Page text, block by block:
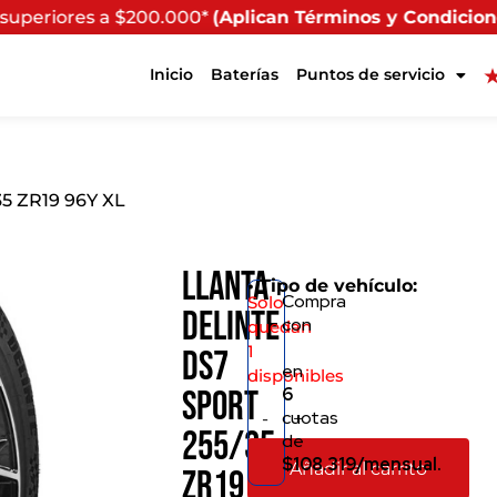
(Aplican Términos y Condiciones) - Recuerda
Inicio Baterías Puntos de servicio
ZR19 96Y XL
Llanta
Delinte
DS7
Sport
255/35
ZR19
Solo
quedan
1
disponibles
- +
Añadir al carrito
Compra
con
en
6
cuotas
de
$108.319/mensual.
• Tipo de vehículo: